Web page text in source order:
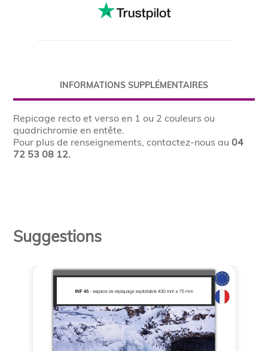
INFORMATIONS SUPPLÉMENTAIRES
Repicage recto et verso en 1 ou 2 couleurs ou
quadrichromie en entête.
Pour plus de renseignements, contactez-nous au04
72 53 08 12.
Suggestions